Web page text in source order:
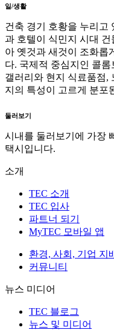
일/생활
건축 경기 호황을 누리고
과 호텔이 식민지 시대
아 옛것과 새것이 조화롭
다. 국제적 중심지인 콜
갤러리와 현지 식료품점,
지의 특성이 고르게 분포
둘러보기
시내를 둘러보기에 가장
택시입니다.
소개
TEC 소개
TEC 입사
파트너 되기
MyTEC 모바일 앱
환경, 사회, 기업 지
커뮤니티
뉴스 미디어
TEC 블로그
뉴스 및 미디어